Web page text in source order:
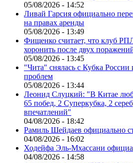
05/08/2026 - 14:52
Ливай Гарсия официально
на правах аренды
05/08/2026 - 13:49
Фищенко считает, что клуб
хоронить после двух
05/08/2026 - 13:45
"Чита" снялась с Кубка России
проблем
05/08/2026 - 13:44
Леонид Слуцкий: "В Китае
65 побед, 2 Суперкубка, 2
впечатлений"
04/08/2026 - 18:42
Рамиль Шейдаев официально
04/08/2026 - 16:02
Ходейфа Эль-Мхассани
04/08/2026 - 14:58